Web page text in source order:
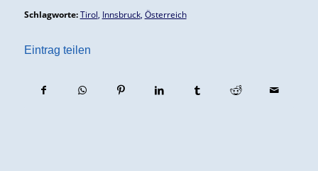
Schlagworte: Tirol Innsbruck, Österreich
Eintrag teilen